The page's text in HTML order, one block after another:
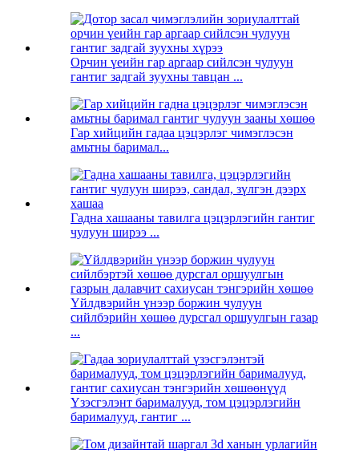
Орчин үеийн гар аргаар сийлсэн чулуун
гантиг задгай зуухны тавцан ...
Гар хийцийн гадаа цэцэрлэг чимэглэсэн
амьтны баримал...
Гадна хашааны тавилга цэцэрлэгийн гантиг
чулуун ширээ ...
Үйлдвэрийн үнээр боржин чулуун
сийлбэрийн хөшөө дурсгал оршуулгын газар
...
Үзэсгэлэнт барималууд, том цэцэрлэгийн
барималууд, гантиг ...